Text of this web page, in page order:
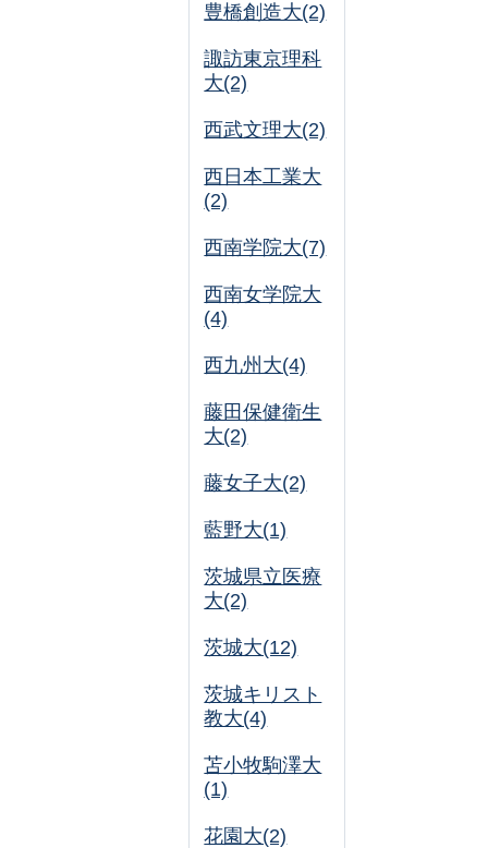
豊橋創造大(2)
諏訪東京理科
大(2)
西武文理大(2)
西日本工業大
(2)
西南学院大(7)
西南女学院大
(4)
西九州大(4)
藤田保健衛生
大(2)
藤女子大(2)
藍野大(1)
茨城県立医療
大(2)
茨城大(12)
茨城キリスト
教大(4)
苫小牧駒澤大
(1)
花園大(2)